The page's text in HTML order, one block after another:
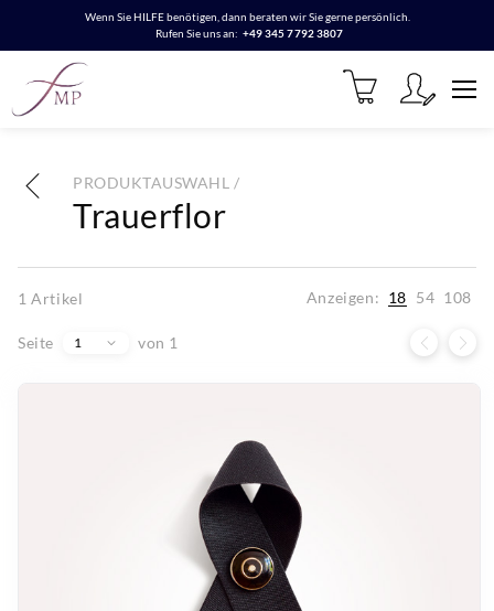
Wenn Sie HILFE benötigen, dann beraten wir Sie gerne persönlich.
Rufen Sie uns an: +49 345 7792 3807
PRODUKTAUSWAHL /
Trauerflor
1 Artikel Anzeigen: 18 54 108
Seite 1 von 1